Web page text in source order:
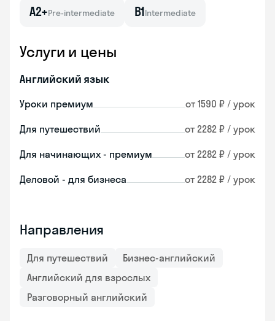
A2+Pre-intermediate B1Intermediate
Услуги и цены
Английский язык
Уроки премиум от 1590 ₽ / урок
Для путешествий от 2282 ₽ / урок
Для начинающих - премиум от 2282 ₽ / урок
Деловой - для бизнеса от 2282 ₽ / урок
Направления
Для путешествий
Бизнес-английский
Английский для взрослых
Разговорный английский